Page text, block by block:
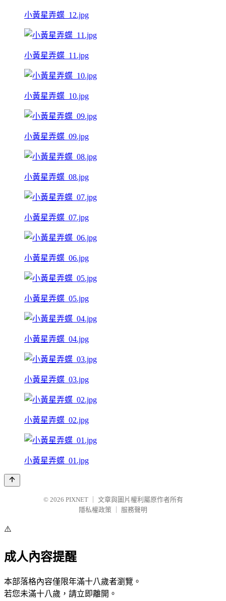
小黃星弄蝶_12.jpg
小黃星弄蝶_11.jpg
小黃星弄蝶_10.jpg
小黃星弄蝶_09.jpg
小黃星弄蝶_08.jpg
小黃星弄蝶_07.jpg
小黃星弄蝶_06.jpg
小黃星弄蝶_05.jpg
小黃星弄蝶_04.jpg
小黃星弄蝶_03.jpg
小黃星弄蝶_02.jpg
小黃星弄蝶_01.jpg
© 2026 PIXNET
文章與圖片權利屬原作者所有
隱私權政策
服務聲明
⚠️
成人內容提醒
本部落格內容僅限年滿十八歲者瀏覽。
若您未滿十八歲，請立即離開。